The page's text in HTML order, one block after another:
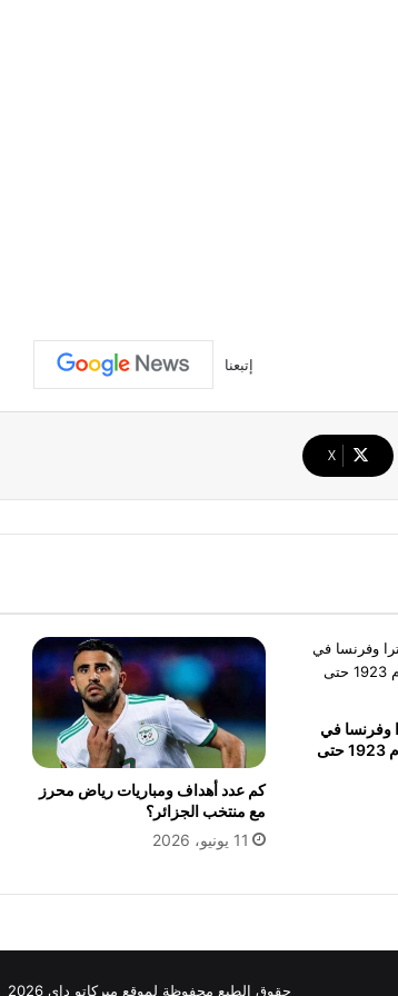
إتبعنا
‫X
وفرنسا في
جميع البطولات منذ عام 1923 حتى
كم عدد أهداف ومباريات رياض محرز
مع منتخب الجزائر؟
11 يونيو، 2026
حقوق الطبع محفوظة لموقع ميركاتو داي 2026